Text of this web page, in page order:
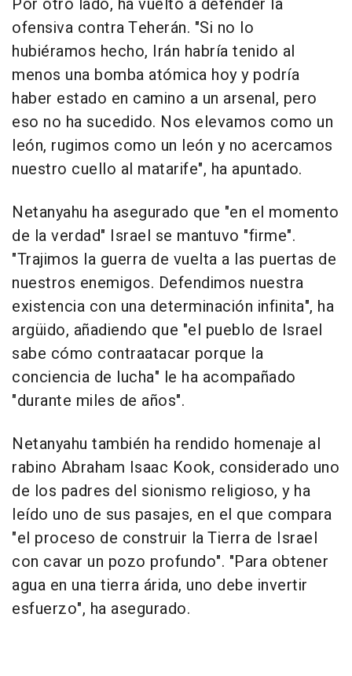
Por otro lado, ha vuelto a defender la
ofensiva contra Teherán. "Si no lo
hubiéramos hecho, Irán habría tenido al
menos una bomba atómica hoy y podría
haber estado en camino a un arsenal, pero
eso no ha sucedido. Nos elevamos como un
león, rugimos como un león y no acercamos
nuestro cuello al matarife", ha apuntado.
Netanyahu ha asegurado que "en el momento
de la verdad" Israel se mantuvo "firme".
"Trajimos la guerra de vuelta a las puertas de
nuestros enemigos. Defendimos nuestra
existencia con una determinación infinita", ha
argüido, añadiendo que "el pueblo de Israel
sabe cómo contraatacar porque la
conciencia de lucha" le ha acompañado
"durante miles de años".
Netanyahu también ha rendido homenaje al
rabino Abraham Isaac Kook, considerado uno
de los padres del sionismo religioso, y ha
leído uno de sus pasajes, en el que compara
"el proceso de construir la Tierra de Israel
con cavar un pozo profundo". "Para obtener
agua en una tierra árida, uno debe invertir
esfuerzo", ha asegurado.